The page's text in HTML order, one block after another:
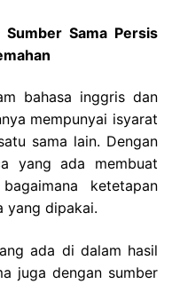
Sumber Sama Persis
bahasa inggris dan
mempunyai isyarat
sama lain. Dengan
yang ada membuat
ketetapan
yang dipakai.
ada di dalam hasil
juga dengan sumber